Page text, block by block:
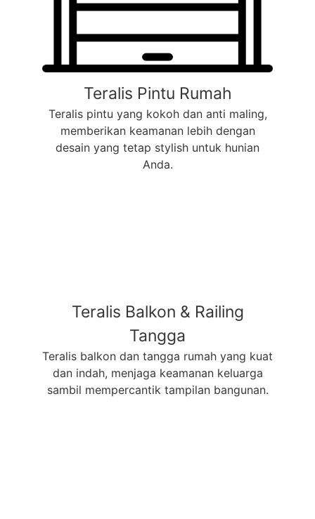
Teralis Pintu Rumah
Teralis pintu yang kokoh dan anti maling,
memberikan keamanan lebih dengan
desain yang tetap stylish untuk hunian
Anda.
Teralis Balkon & Railing
Tangga
Teralis balkon dan tangga rumah yang kuat
dan indah, menjaga keamanan keluarga
sambil mempercantik tampilan bangunan.